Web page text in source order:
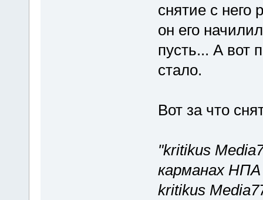
снятие с него
он его
пусть... А вот
стало.
Вот за что
"kritikus
карманах
kritikus